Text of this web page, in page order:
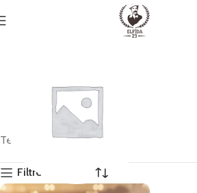
Tek bir sonuç gösteriliyor
Filtreleri Göster